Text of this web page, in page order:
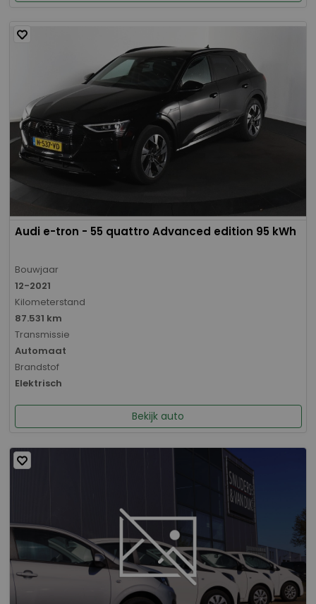
Audi e-tron - 55 quattro Advanced edition 95 kWh
Bouwjaar
12-2021
Kilometerstand
87.531 km
Transmissie
Automaat
Brandstof
Elektrisch
Bekijk auto